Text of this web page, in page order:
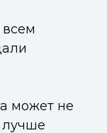
может не
лучше